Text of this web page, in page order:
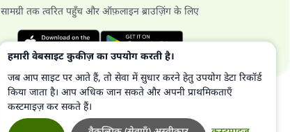
सामग्री तक त्वरित पहुँच और ऑफ़लाइन ब्राउज़िंग के लिए
हमारी वेबसाइट कुकीज़ का उपयोग करती है।
जब आप साइट पर आते हैं, तो सेवा में सुधार करने हेतु उपयोग डेटा रिकॉर्ड
किया जाता है। आप अधिक जान सकते और अपनी प्राथमिकताएँ
कस्टमाइज़ कर सकते हैं।